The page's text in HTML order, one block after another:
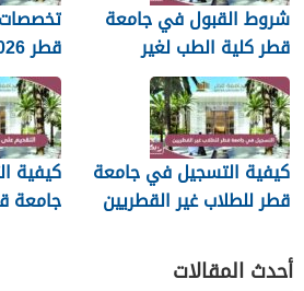
شروط القبول في جامعة
قطر كلية الطب لغير
القطريين 2026
قطر 2026
كيفية التسجيل في جامعة
قطر للطلاب غير القطريين
كيفية
جامعة
أحدث المقالات